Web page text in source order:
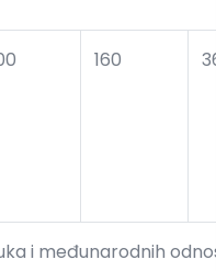
160
i međunarodnih